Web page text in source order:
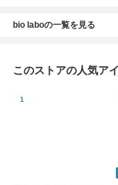
bio laboの一覧を見る
このストアの人気ア